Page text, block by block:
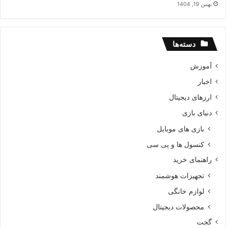
بهمن 19, 1404
دسته‌ها
آموزش
اخبار
ارزهای دیجیتال
دنیای بازی
بازی های موبایل
کنسول ها و پی سی
راهنمای خرید
تجهیزات هوشمند
لوازم خانگی
محصولات دیجیتال
گجت